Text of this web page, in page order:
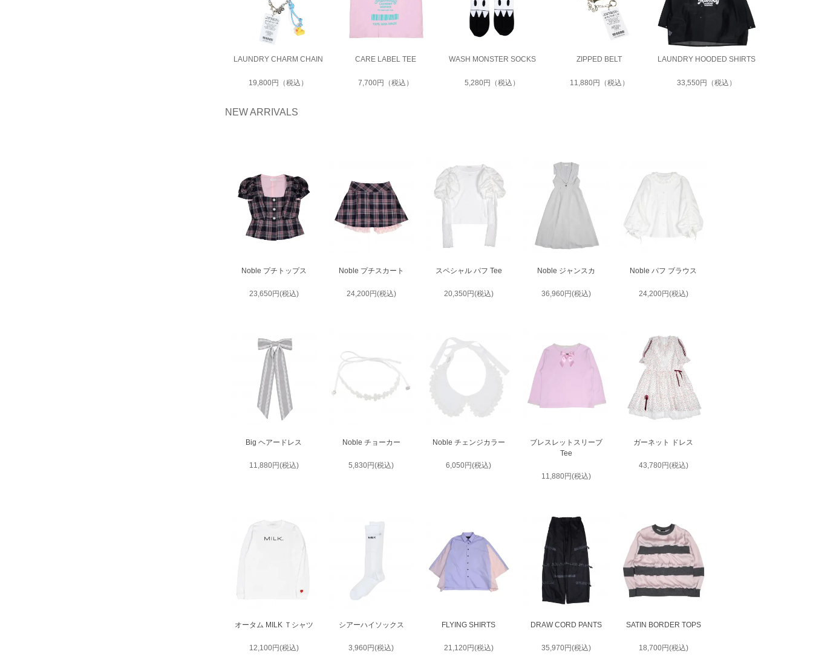
LAUNDRY CHARM CHAIN
19,800円（税込）
CARE LABEL TEE
7,700円（税込）
WASH MONSTER SOCKS
5,280円（税込）
ZIPPED BELT
11,880円（税込）
LAUNDRY HOODED SHIRTS
33,550円（税込）
NEW ARRIVALS
Noble プチトップス
23,650円(税込)
Noble プチスカート
24,200円(税込)
スペシャル パフ Tee
20,350円(税込)
Noble ジャンスカ
36,960円(税込)
Noble パフ ブラウス
24,200円(税込)
Big ヘアードレス
11,880円(税込)
Noble チョーカー
5,830円(税込)
Noble チェンジカラー
6,050円(税込)
ブレスレットスリーブ
Tee
11,880円(税込)
ガーネット ドレス
43,780円(税込)
オータム MILK Ｔシャツ
12,100円(税込)
シアーハイソックス
3,960円(税込)
FLYING SHIRTS
21,120円(税込)
DRAW CORD PANTS
35,970円(税込)
SATIN BORDER TOPS
18,700円(税込)